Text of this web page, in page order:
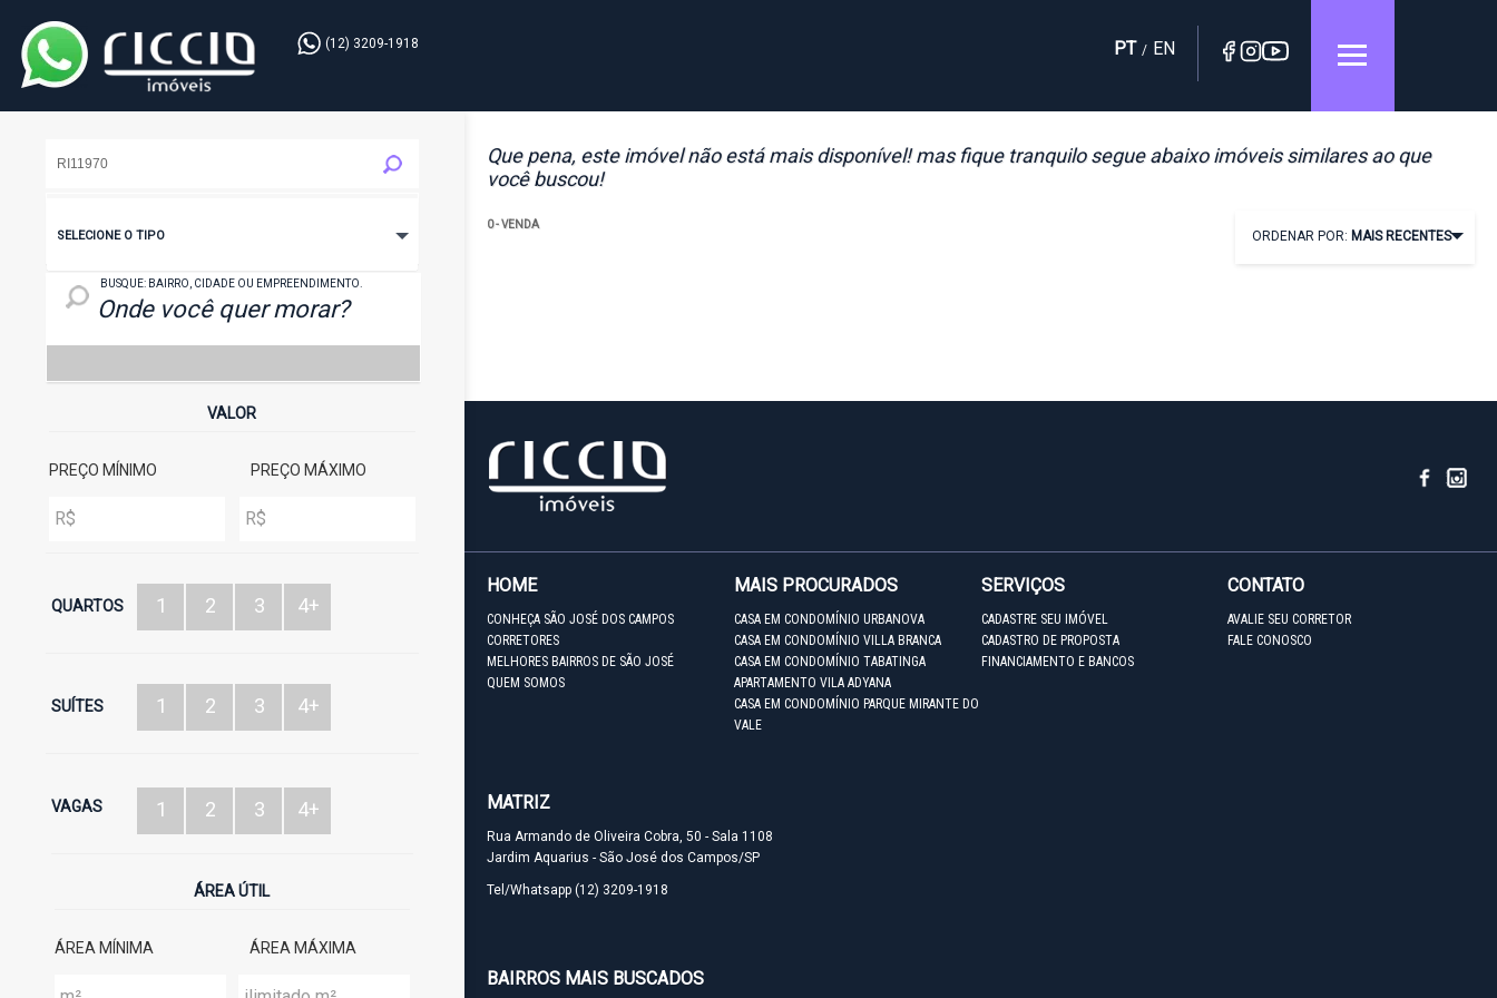
(12) 3209-1918 PT / EN
SELECIONE O TIPO
BUSQUE: BAIRRO, CIDADE OU EMPREENDIMENTO.
LOCAL: BAIRRO, CIDADE OU EMPREENDIMENTO
VALOR
PREÇO MÍNIMO PREÇO MÁXIMO
QUARTOS 1 2 3 4+
SUÍTES 1 2 3 4+
VAGAS 1 2 3 4+
ÁREA ÚTIL
ÁREA MÍNIMA ÁREA MÁXIMA
Que pena, este imóvel não está mais disponível! mas fique tranquilo segue abaixo imóveis similares ao que
você buscou!
0- VENDA
ORDENAR POR: MAIS RECENTES
HOME
CONHEÇA SÃO JOSÉ DOS CAMPOS
CORRETORES
MELHORES BAIRROS DE SÃO JOSÉ
QUEM SOMOS
MAIS PROCURADOS
CASA EM CONDOMÍNIO URBANOVA
CASA EM CONDOMÍNIO VILLA BRANCA
CASA EM CONDOMÍNIO TABATINGA
APARTAMENTO VILA ADYANA
CASA EM CONDOMÍNIO PARQUE MIRANTE DO
VALE
SERVIÇOS
CADASTRE SEU IMÓVEL
CADASTRO DE PROPOSTA
FINANCIAMENTO E BANCOS
CONTATO
AVALIE SEU CORRETOR
FALE CONOSCO
MATRIZ
Rua Armando de Oliveira Cobra, 50 - Sala 1108
Jardim Aquarius - São José dos Campos/SP
Tel/Whatsapp (12) 3209-1918
BAIRROS MAIS BUSCADOS